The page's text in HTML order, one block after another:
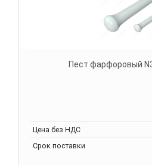
Пест фарфоровый
Цена без НДС
Срок поставки